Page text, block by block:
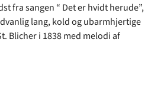
fra sangen “ Det er hvidt herude”,
lang, kold og ubarmhjertige
Blicher i 1838 med melodi af